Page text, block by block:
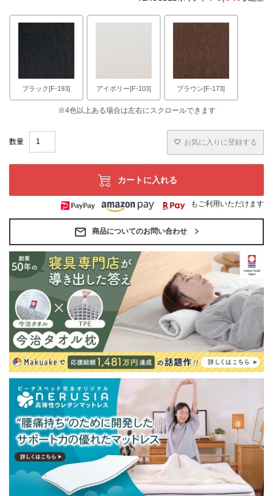
ブラック[F-193] アイボリー[F-103] ブラウン[F-173]
お気に入りに登録する
カートに入れる
もご利用いただけます
商品についてのお問い合わせ